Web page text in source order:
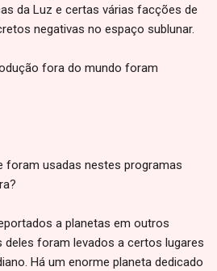
da Luz e certas várias facções de
negativas no espaço sublunar.
fora do mundo foram
foram usadas nestes programas
a planetas em outros
foram levados a certos lugares
Há um enorme planeta dedicado